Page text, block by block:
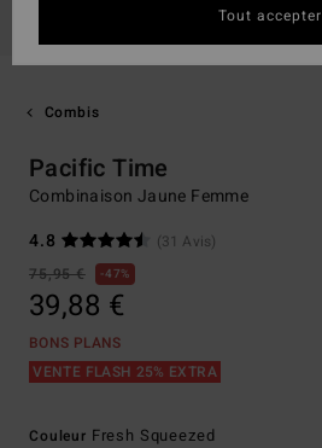
Combis
Pacific Time
Combinaison Jaune Femme
4.8
(31 Avis)
75,95 €
47%
39,88 €
BONS PLANS
VENTE FLASH 25% EXTRA
Couleur Fresh Squeezed
Tout accepter